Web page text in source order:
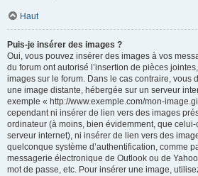
Haut
Puis-je insérer des images ?
Oui, vous pouvez insérer des images à vos
du forum ont autorisé l’insertion de pièces
images sur le forum. Dans le cas contraire, vous
une image distante, hébergée sur un serveur
exemple « http://www.exemple.com/mon-
cependant ni insérer de lien vers des images
ordinateur (à moins, bien évidemment, que
serveur internet), ni insérer de lien vers des
quelconque système d’authentification, comme
messagerie électronique de Outlook ou de
mot de passe, etc. Pour insérer une image,